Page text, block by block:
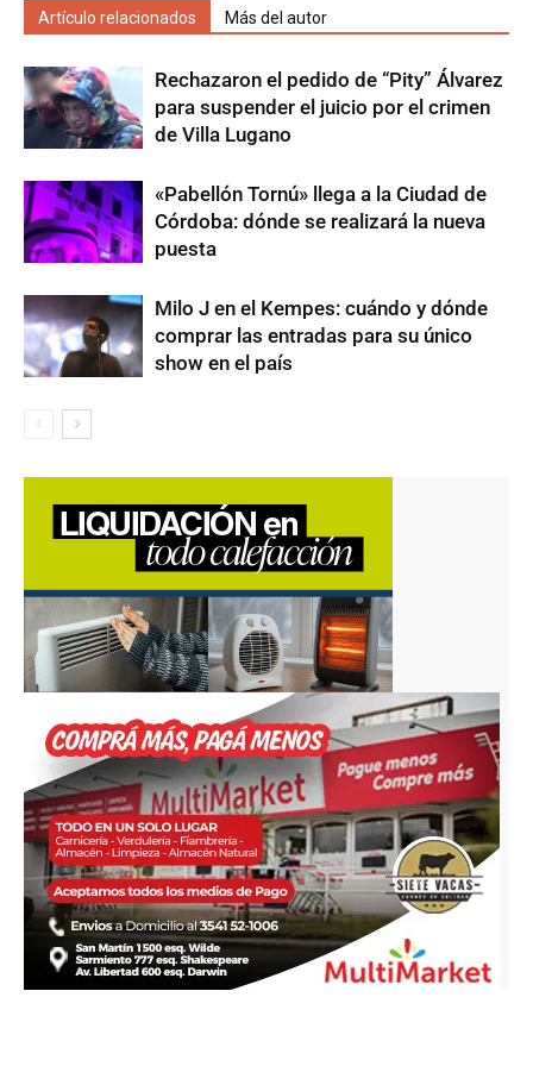
Artículo relacionados Más del autor
Rechazaron el pedido de “Pity” Álvarez
para suspender el juicio por el crimen
de Villa Lugano
«Pabellón Tornú» llega a la Ciudad de
Córdoba: dónde se realizará la nueva
puesta
Milo J en el Kempes: cuándo y dónde
comprar las entradas para su único
show en el país